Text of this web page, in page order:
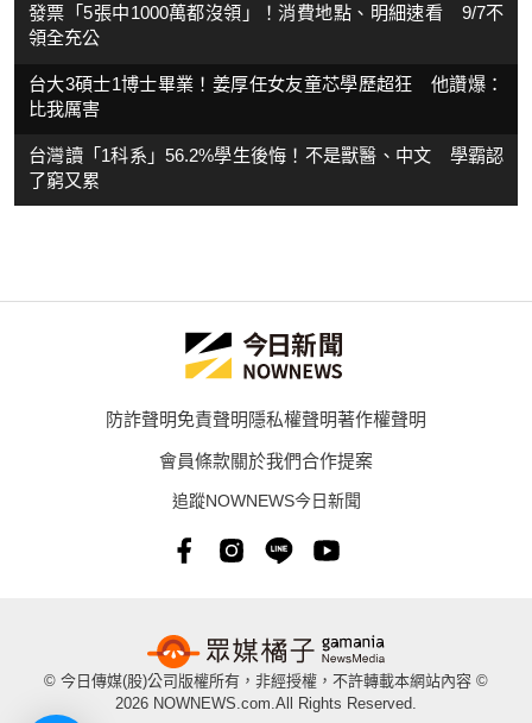
發票「5張中1000萬都沒領」！消費地點、明細速看 9/7不
領全充公
台大3碩士1博士畢業！姜厚任女友童芯學歷超狂 他讚爆：
比我厲害
台灣讀「1科系」56.2%學生後悔！不是獸醫、中文 學霸認
了窮又累
防詐聲明免責聲明隱私權聲明著作權聲明
會員條款關於我們合作提案
追蹤NOWNEWS今日新聞
© 今日傳媒(股)公司版權所有，非經授權，不許轉載本網站內容 ©
2026 NOWNEWS.com.All Rights Reserved.